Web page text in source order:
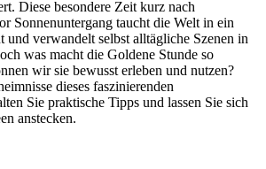
Diese besondere Zeit kurz nach
Sonnenuntergang taucht die Welt in ein
und verwandelt selbst alltägliche Szenen in
was macht die Goldene Stunde so
wir sie bewusst erleben und nutzen?
dieses faszinierenden
Sie praktische Tipps und lassen Sie sich
anstecken.